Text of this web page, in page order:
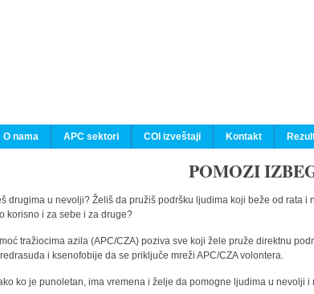
O nama APC sektori COI izveštaji Kontakt
POMOZI
drugima u nevolji? Želiš da pružiš podršku ljudima koji beže od rata
korisno i za sebe i za druge?
tražiocima azila (APC/CZA) poziva sve koji žele pruže direktnu
i ksenofobije da se priključe mreži APC/CZA volontera.
ko je punoletan, ima vremena i želje da pomogne ljudima u nevolji